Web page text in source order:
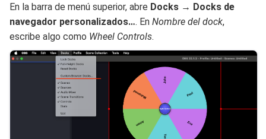
En la barra de menú superior, abre Docks → Docks de
navegador personalizados…. En Nombre del dock,
escribe algo como Wheel Controls.